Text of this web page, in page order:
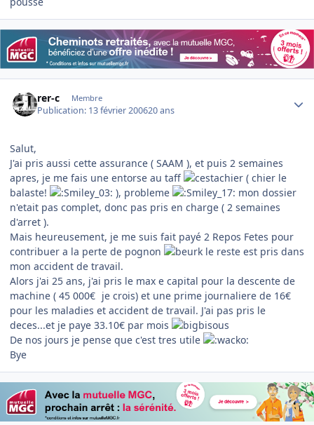
rer-c Membre
Publication: 13 février 200620 ans
Salut,
J'ai pris aussi cette assurance ( SAAM ), et puis 2 semaines
apres, je me fais une entorse au taff
( chier le
balaste!
), probleme
mon dossier
n'etait pas complet, donc pas pris en charge ( 2 semaines
d'arret ).
Mais heureusement, je me suis fait payé 2 Repos Fetes pour
contribuer a la perte de pognon
le reste est pris dans
mon accident de travail.
Alors j'ai 25 ans, j'ai pris le max e capital pour la descente de
machine ( 45 000€ je crois) et une prime journaliere de 16€
pour les maladies et accident de travail. J'ai pas pris le
deces...et je paye 33.10€ par mois
De nos jours je pense que c'est tres utile
Bye